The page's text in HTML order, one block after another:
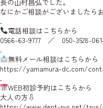
長の山村昌弘でした。
なにかご相談がございましたら
.
電話相談はこちらから
0566-63-9777 ／ 050-3528-
.
無料メール相談はこちらから
https://yamamura-dc.com/
.
WEB初診予約はこちらから
大人の方⇩